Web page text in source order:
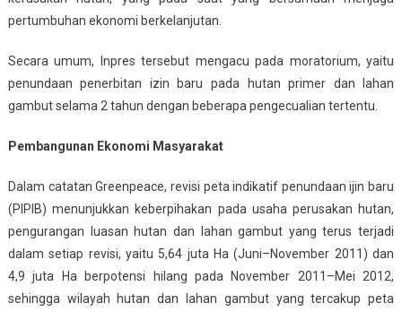
pertumbuhan ekonomi berkelanjutan.
Secara umum, Inpres tersebut mengacu pada moratorium, yaitu
penundaan penerbitan izin baru pada hutan primer dan lahan
gambut selama 2 tahun dengan beberapa pengecualian tertentu.
Pembangunan Ekonomi Masyarakat
Dalam catatan Greenpeace, revisi peta indikatif penundaan ijin baru
(PIPIB) menunjukkan keberpihakan pada usaha perusakan hutan,
pengurangan luasan hutan dan lahan gambut yang terus terjadi
dalam setiap revisi, yaitu 5,64 juta Ha (Juni–November 2011) dan
4,9 juta Ha berpotensi hilang pada November 2011–Mei 2012,
sehingga wilayah hutan dan lahan gambut yang tercakup peta